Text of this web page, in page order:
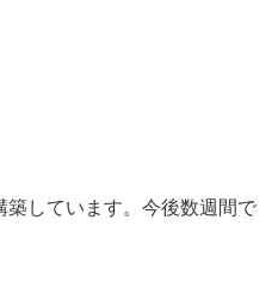
築しています。今後数週間で